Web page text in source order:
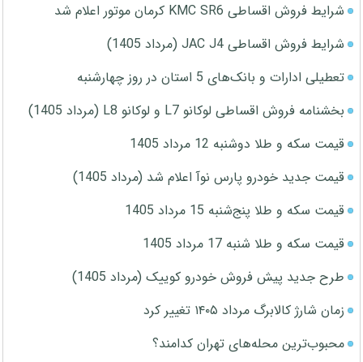
شرایط فروش اقساطی KMC SR6 کرمان موتور اعلام شد
شرایط فروش اقساطی JAC J4 (مرداد 1405)
تعطیلی ادارات و بانک‌های 5 استان در روز چهارشنبه
بخشنامه فروش اقساطی لوکانو L7 و لوکانو L8 (مرداد 1405)
قیمت سکه و طلا دوشنبه 12 مرداد 1405
قیمت جدید خودرو پارس نوآ اعلام شد (مرداد 1405)
قیمت سکه و طلا پنج‌شنبه 15 مرداد 1405
قیمت سکه و طلا شنبه 17 مرداد 1405
طرح جدید پیش فروش خودرو کوییک (مرداد 1405)
زمان شارژ کالابرگ مرداد ۱۴۰۵ تغییر کرد
محبوب‌ترین محله‌های تهران کدامند؟